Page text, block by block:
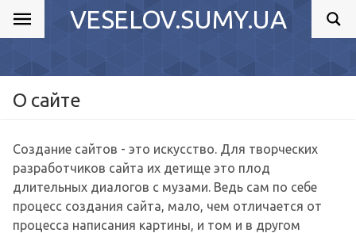
VESELOV.SUMY.UA
О cайте
Создание сайтов - это искусство. Для творческих
разработчиков сайта их детище это плод
длительных диалогов с музами. Ведь сам по себе
процесс создания сайта, мало, чем отличается от
процесса написания картины, и том и в другом